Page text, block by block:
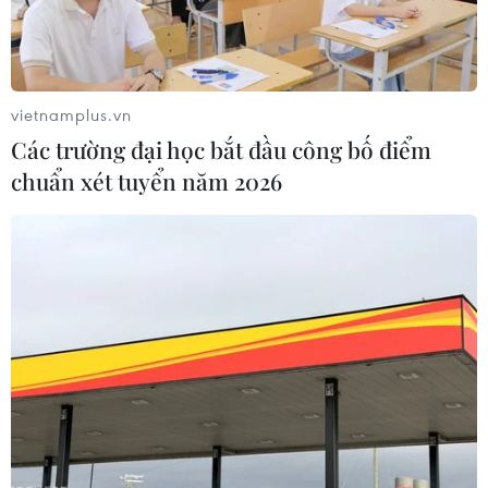
Sẽ thật là thiếu sót nếu cái tên Paris Hilton
vietnamplus.vn
Các trường đại học bắt đầu công bố điểm
chuẩn xét tuyển năm 2026